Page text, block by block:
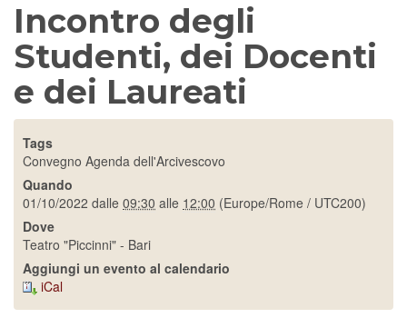
Incontro degli
Studenti, dei Docenti
e dei Laureati
Tags
Convegno Agenda dell'Arcivescovo
Quando
01/10/2022 dalle 09:30 alle 12:00 (Europe/Rome / UTC200)
Dove
Teatro "Piccinni" - Bari
Aggiungi un evento al calendario
iCal